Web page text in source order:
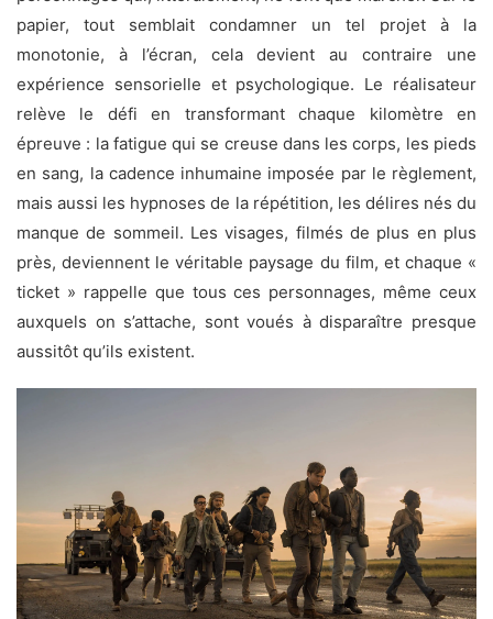
papier, tout semblait condamner un tel projet à la
monotonie, à l’écran, cela devient au contraire une
expérience sensorielle et psychologique. Le réalisateur
relève le défi en transformant chaque kilomètre en
épreuve : la fatigue qui se creuse dans les corps, les pieds
en sang, la cadence inhumaine imposée par le règlement,
mais aussi les hypnoses de la répétition, les délires nés du
manque de sommeil. Les visages, filmés de plus en plus
près, deviennent le véritable paysage du film, et chaque «
ticket » rappelle que tous ces personnages, même ceux
auxquels on s’attache, sont voués à disparaître presque
aussitôt qu’ils existent.